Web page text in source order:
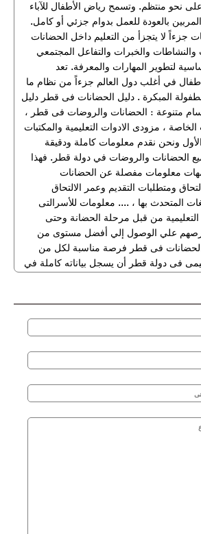
نحو منتظم. وتسمح رياض الأطفال للآباء
بالعودة للعمل بدوام جزئي أو كامل.
جزءاً لا يتجزأ من التعليم داخل الحضانات
والخبرات والتفاعل المجتمعي
لتطوير المهارات والمعرفة. تعد
في أغلب دول العالم جزءاً من نظام ما
المبكرة . دليل الحضانات فى قطر دليل
متنوعة : الحضانات والروضات فى قطر ،
، مزودى الادوات التعليمية والمكتبات
الأول ونحن نقدم معلومات كاملة ودقيقة
الحضانات والروضات في دولة قطر. فهذا
معلومات مفصلة عن الحضانات
ومتطلبات التقديم وعمر الالتحاق
المتحدث بها ، .... معلومات للأسرالتى
من قبل مرحلة الحضانة وحتى
علي الوصول إلي أفضل مستوى من
الحضانات فى قطر فرصة مناسبة لكل من
فى دولة قطر أن يسجل بياناته كاملة في
في نهاية الأمر إلي المواطنين و المقيمين
بالتعليم عندما يأتون حديثا لدولة قطر
في قطر سوف يجدون في دليل الحضانات
يحيط بمنطقتهم من دور
. وبالإضافة إلي النسخة المطبوعة من دليل
. يوجد أيضاالموقعحيث يمكن للزائر أن
المتعلقة بالحضانات والروضات فى
الهاتف الجوال المتوفرة على الاندرويد
( النسخة المطبوعة +الموقع الالكترونى